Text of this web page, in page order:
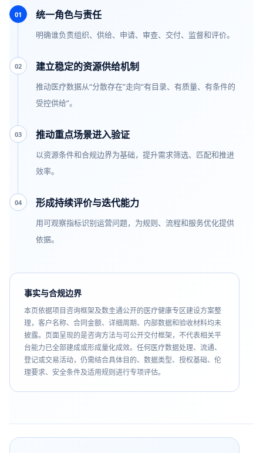
01 统一角色与责任
明确谁负责组织、供给、申请、审查、交付、监督和评价。
02 建立稳定的资源供给机制
推动医疗数据从“分散存在”走向“有目录、有质量、有条件的
受控供给”。
03 推动重点场景进入验证
以资源条件和合规边界为基础，提升需求筛选、匹配和推进
效率。
04 形成持续评价与迭代能力
用可观察指标识别运营问题，为规则、流程和服务优化提供
依据。
事实与合规边界
本页依据项目咨询框架及数圭通公开的医疗健康专区建设方案整
理，客户名称、合同金额、详细周期、内部数据和验收材料均未
披露。页面呈现的是咨询方法与可公开交付框架，不代表相关平
台能力已全部建成或形成量化成效。任何医疗数据处理、流通、
登记或交易活动，仍需结合具体目的、数据类型、授权基础、伦
理要求、安全条件及适用规则进行专项评估。